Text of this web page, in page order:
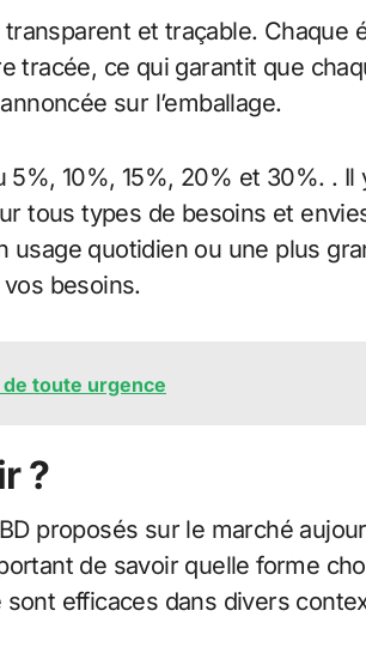
et traçable. Chaque
tracée, ce qui garantit que
sur l’emballage.
10%, 15%, 20% et 30%. . Il
tous types de besoins et
quotidien ou une plus
besoins.
toute urgence
?
proposés sur le marché
de savoir quelle forme
efficaces dans divers